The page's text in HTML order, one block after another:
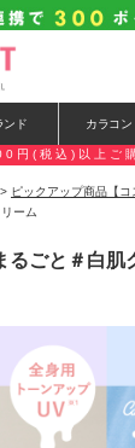
ンド カラコン
円(税込)以上ご
> ピックアップ商品【コ
ーム
るごと＃白